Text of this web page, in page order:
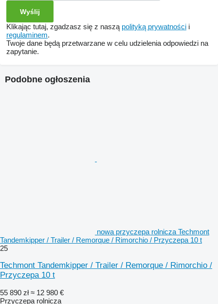
Klikając tutaj, zgadzasz się z naszą polityką prywatności i
regulaminem.
Twoje dane będą przetwarzane w celu udzielenia odpowiedzi na
zapytanie.
Podobne ogłoszenia
nowa przyczepa rolnicza Techmont
Tandemkipper / Trailer / Remorque / Rimorchio / Przyczepa 10 t
25
Techmont Tandemkipper / Trailer / Remorque / Rimorchio /
Przyczepa 10 t
55 890 zł ≈ 12 980 €
Przyczepa rolnicza